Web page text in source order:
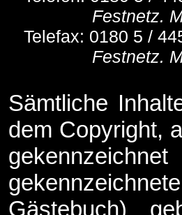
Festnetz.
Telefax: 0180 5 /
Festnetz.
Sämtliche
dem Copyright,
Gästebuch)